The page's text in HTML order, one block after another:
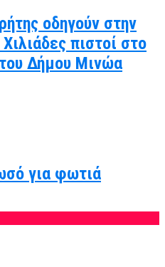
οδηγούν στην
πιστοί στο
Δήμου Μινώα
για φωτιά